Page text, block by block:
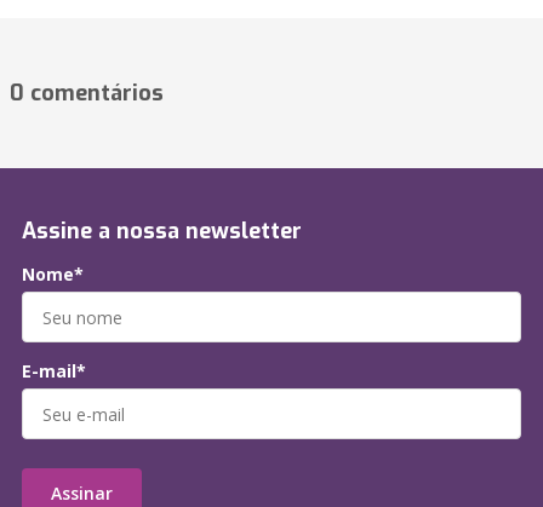
0 comentários
Assine a nossa newsletter
Nome*
E-mail*
Assinar